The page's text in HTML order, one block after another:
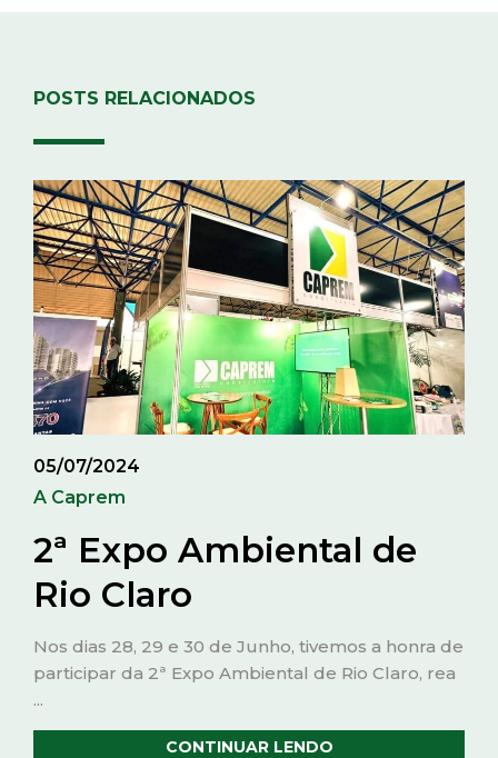
POSTS RELACIONADOS
05/07/2024
A Caprem
2ª Expo Ambiental de
Rio Claro
Nos dias 28, 29 e 30 de Junho, tivemos a honra de
participar da 2ª Expo Ambiental de Rio Claro, rea
...
CONTINUAR LENDO